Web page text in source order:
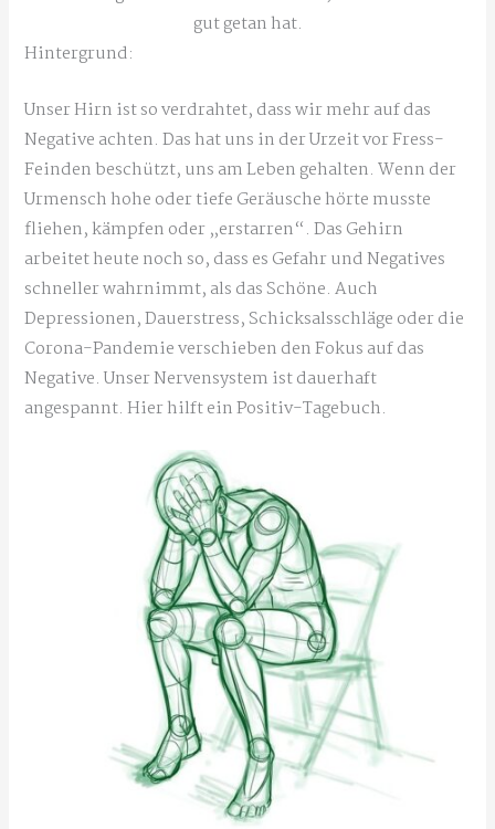
gut getan hat.
Hintergrund:
Unser Hirn ist so verdrahtet, dass wir mehr auf das
Negative achten. Das hat uns in der Urzeit vor Fress-
Feinden beschützt, uns am Leben gehalten. Wenn der
Urmensch hohe oder tiefe Geräusche hörte musste
fliehen, kämpfen oder „erstarren“. Das Gehirn
arbeitet heute noch so, dass es Gefahr und Negatives
schneller wahrnimmt, als das Schöne. Auch
Depressionen, Dauerstress, Schicksalsschläge oder die
Corona-Pandemie verschieben den Fokus auf das
Negative. Unser Nervensystem ist dauerhaft
angespannt. Hier hilft ein Positiv-Tagebuch.